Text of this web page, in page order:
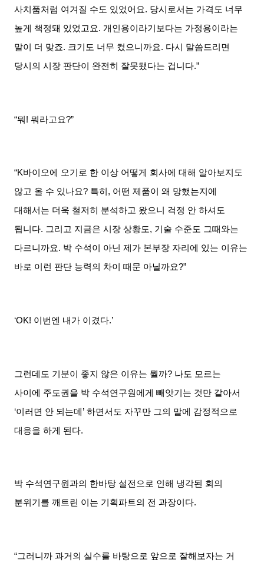
사치품처럼 여겨질 수도 있었어요. 당시로서는 가격도 너무
높게 책정돼 있었고요. 개인용이라기보다는 가정용이라는
말이 더 맞죠. 크기도 너무 컸으니까요. 다시 말씀드리면
당시의 시장 판단이 완전히 잘못됐다는 겁니다.”
“뭐 !뭐라고요?”
“K바이오에 오기로 한 이상 어떻게 회사에 대해 알아보지도
않고 올 수 있나요? 특히 , 어떤 제품이 왜 망했는지에
대해서는 더욱 철저히 분석하고 왔으니 걱정 안 하셔도
됩니다. 그리고 지금은 시장 상황도, 기술 수준도 그때와는
다르니까요. 박 수석이 아닌 제가 본부장 자리에 있는 이유는
바로 이런 판단 능력의 차이 때문 아닐까요?”
‘OK! 이번엔 내가 이겼다.’
그런데도 기분이 좋지 않은 이유는 뭘까? 나도 모르는
사이에 주도권을 박 수석연구원에게 빼앗기는 것만 같아서
‘이러면 안 되는데’하면서도 자꾸만 그의 말에 감정적으로
대응을 하게 된다.
박 수석연구원과의 한바탕 설전으로 인해 냉각된 회의
분위기를 깨트린 이는 기획파트의 전 과장이다.
“그러니까 과거의 실수를 바탕으로 앞으로 잘해보자는 거